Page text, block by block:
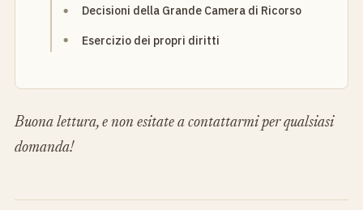
Decisioni della Grande Camera di Ricorso
Esercizio dei propri diritti
Buona lettura, e non esitate a contattarmi per qualsiasi
domanda!